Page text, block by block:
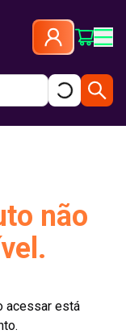
não
acessar está